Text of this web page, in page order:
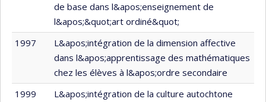
de base dans l&apos;enseignement de
l&apos;&quot;art ordiné&quot;
1997
L&apos;intégration de la dimension affective
dans l&apos;apprentissage des mathématiques
chez les élèves à l&apos;ordre secondaire
1999
L&apos;intégration de la culture autochtone